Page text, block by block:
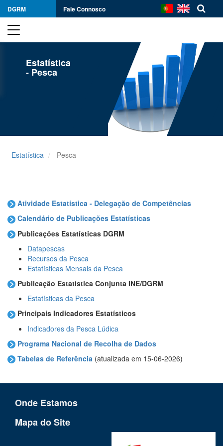
DGRM Fale Connosco
Estatística
- Pesca
Estatística Pesca
Atividade Estatística - Delegação de Competências
Calendário de Publicações Estatísticas
Publicações Estatísticas DGRM
Datapescas
Recursos da Pesca
Estatísticas Mensais da Pesca
Publicação Estatística Conjunta INE/DGRM
Estatísticas da Pesca
Principais Indicadores Estatísticos
Indicadores da Pesca Lúdica
Programa Nacional de Recolha de Dados
Tabelas de Referência (atualizada em 15-06-2026)
Onde Estamos
Mapa do Site